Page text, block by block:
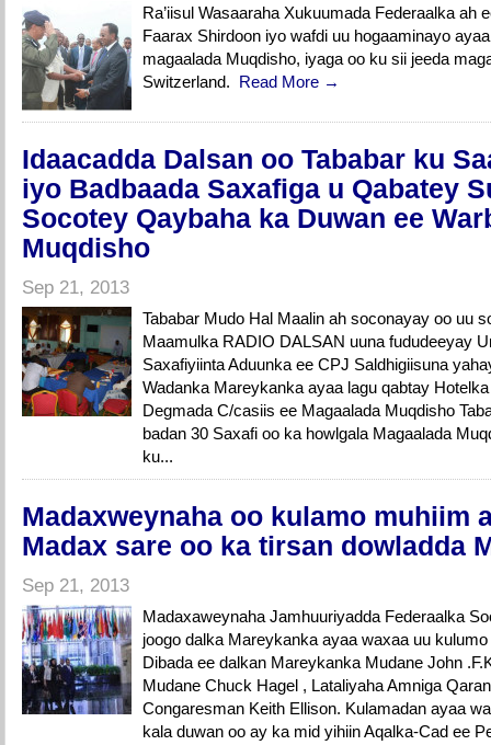
Ra’iisul Wasaaraha Xukuumada Federaalka ah
Faarax Shirdoon iyo wafdi uu hogaaminayo
magaalada Muqdisho, iyaga oo ku sii jeeda
Switzerland. Read More →
Idaacadda Dalsan oo Tababar ku
iyo Badbaada Saxafiga u Qabatey
Socotey Qaybaha ka Duwan ee
Muqdisho
Sep 21, 2013
Tababar Mudo Hal Maalin ah soconayay oo uu
Maamulka RADIO DALSAN uuna fududeeyay
Saxafiyiinta Aduunka ee CPJ Saldhigiisuna
Wadanka Mareykanka ayaa lagu qabtay
Degmada C/casiis ee Magaalada Muqdisho
badan 30 Saxafi oo ka howlgala Magaalada
ku...
Madaxweynaha oo kulamo muhiim
Madax sare oo ka tirsan dowladda
Sep 21, 2013
Madaxaweynaha Jamhuuriyadda Federaalka
joogo dalka Mareykanka ayaa waxaa uu
Dibada ee dalkan Mareykanka Mudane John
Mudane Chuck Hagel , Lataliyaha Amniga
Congaresman Keith Ellison. Kulamadan ayaa
kala duwan oo ay ka mid yihiin Aqalka-Cad ee